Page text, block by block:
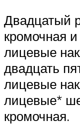
Двадцатый
кромочная
лицевые
двадцать
лицевые
лицевые*
кромочная.